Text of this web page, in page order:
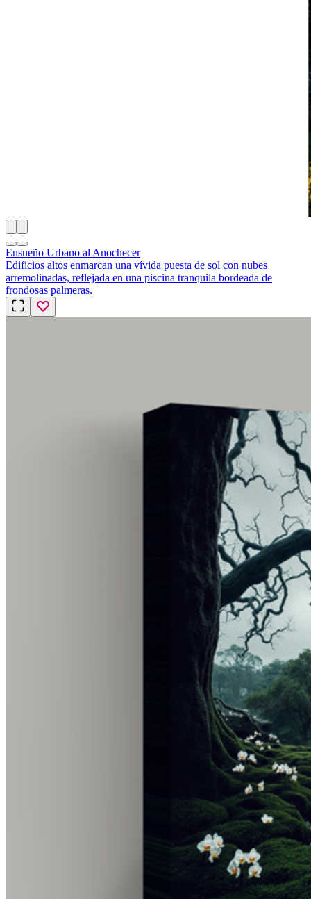
Ensueño Urbano al Anochecer
Edificios altos enmarcan una vívida puesta de sol con nubes
arremolinadas, reflejada en una piscina tranquila bordeada de
frondosas palmeras.